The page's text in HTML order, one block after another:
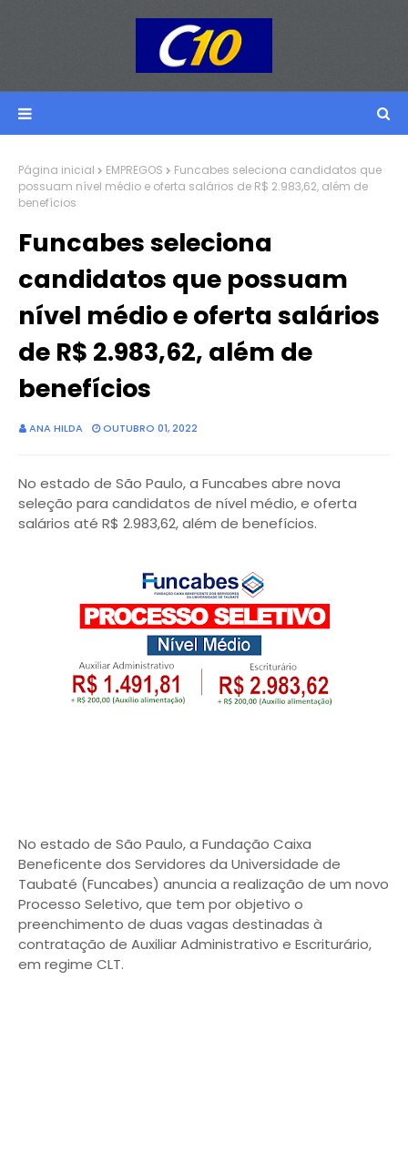
Página inicial EMPREGOS
Funcabes seleciona candidatos que
possuam nível médio e oferta salários de R$ 2.983,62, além de
benefícios
Funcabes seleciona
candidatos que possuam
nível médio e oferta salários
de R$ 2.983,62, além de
benefícios
ANA HILDA OUTUBRO 01, 2022
No estado de São Paulo, a Funcabes abre nova
seleção para candidatos de nível médio, e oferta
salários até R$ 2.983,62, além de benefícios.
No estado de São Paulo, a Fundação Caixa
Beneficente dos Servidores da Universidade de
Taubaté (Funcabes) anuncia a realização de um novo
Processo Seletivo, que tem por objetivo o
preenchimento de duas vagas destinadas à
contratação de Auxiliar Administrativo e Escriturário,
em regime CLT.